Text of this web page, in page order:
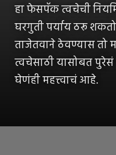
हा फेसपॅक त्वचेची
घरगुती पर्याय ठरू
ताजेतवाने ठेवण्यास
त्वचेसाठी यासोबत
घेणंही महत्त्वाचं आहे.